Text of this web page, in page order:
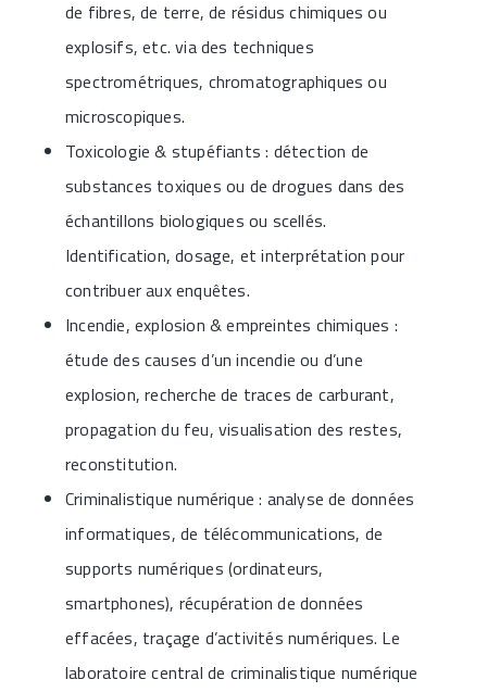
de fibres, de terre, de résidus chimiques ou
explosifs, etc. via des techniques
spectrométriques, chromatographiques ou
microscopiques.
Toxicologie & stupéfiants : détection de
substances toxiques ou de drogues dans des
échantillons biologiques ou scellés.
Identification, dosage, et interprétation pour
contribuer aux enquêtes.
Incendie, explosion & empreintes chimiques :
étude des causes d’un incendie ou d’une
explosion, recherche de traces de carburant,
propagation du feu, visualisation des restes,
reconstitution.
Criminalistique numérique : analyse de données
informatiques, de télécommunications, de
supports numériques (ordinateurs,
smartphones), récupération de données
effacées, traçage d’activités numériques. Le
laboratoire central de criminalistique numérique